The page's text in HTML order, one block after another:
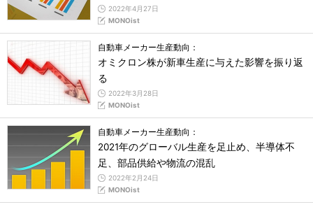
2022年4月27日
MONOist
自動車メーカー生産動向：
オミクロン株が新車生産に与えた影響を振り返
る
2022年3月28日
MONOist
自動車メーカー生産動向：
2021年のグローバル生産を足止め、半導体不
足、部品供給や物流の混乱
2022年2月24日
MONOist